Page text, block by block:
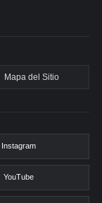
Mapa del Sitio
Instagram
YouTube